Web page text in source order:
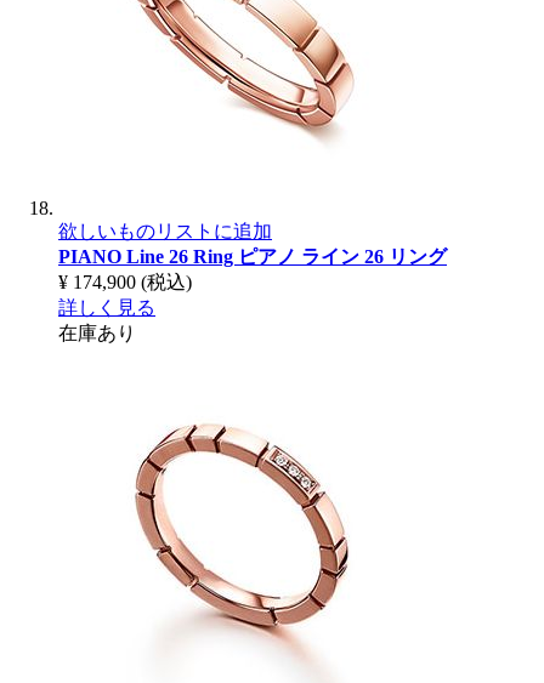
欲しいものリストに追加
PIANO Line 26 Ring ピアノ ライン 26 リング
¥ 174,900 (税込)
詳しく見る
在庫あり